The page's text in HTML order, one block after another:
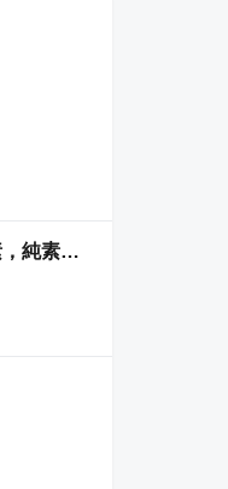
謙益豐商行蔬食(全素，純素，奶素)